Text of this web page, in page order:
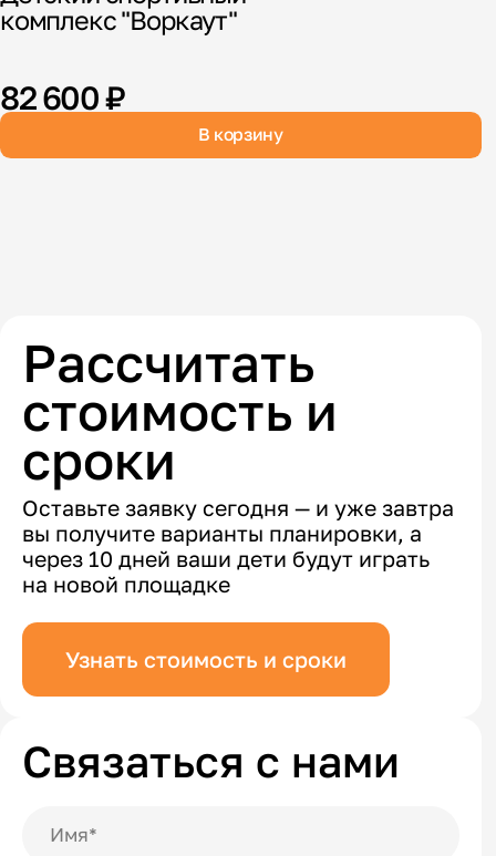
комплекс "Воркаут"
82 600 ₽
В корзину
Рассчитать
стоимость и
сроки
Оставьте заявку сегодня — и уже завтра
вы получите варианты планировки, а
через 10 дней ваши дети будут играть
на новой площадке
Узнать стоимость и сроки
Связаться с нами